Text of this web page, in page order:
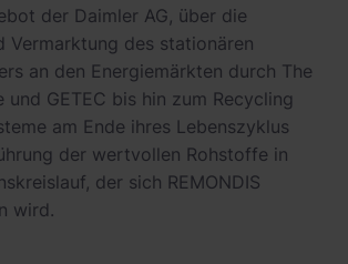
der Daimler AG, über die
Vermarktung des stationären
an den Energiemärkten durch The
und GETEC bis hin zum Recycling
am Ende ihres Lebenszyklus
der wertvollen Rohstoffe in
der sich REMONDIS
wird.